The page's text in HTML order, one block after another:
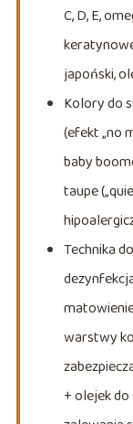
C, D, E,
japoński,
Kolory do
(efekt „no
baby
taupe
Technika
warstwy
+ olejek